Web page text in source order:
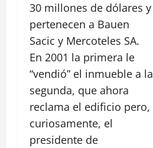
30 millones de dólares y
pertenecen a Bauen
Sacic y Mercoteles SA.
En 2001 la primera le
“vendió” el inmueble a la
segunda, que ahora
reclama el edificio pero,
curiosamente, el
presidente de